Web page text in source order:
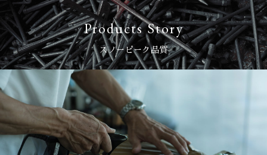
Products Story
スノーピーク品質